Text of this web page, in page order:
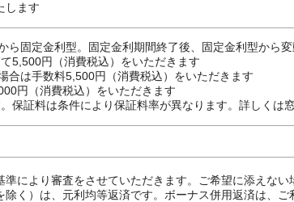
します
ら固定金利型。固定金利期間終了後、固定金利型から
5,500円（消費税込）をいただきます
合は手数料5,500円（消費税込）をいただきます
円（消費税込）をいただきます
保証料は条件により保証料率が異なります。詳しくは
により審査をさせていただきます。ご希望に添えない
く）は、元利均等返済です。ボーナス併用返済は、ご